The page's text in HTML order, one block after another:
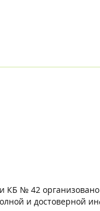
№ 42
и достоверной